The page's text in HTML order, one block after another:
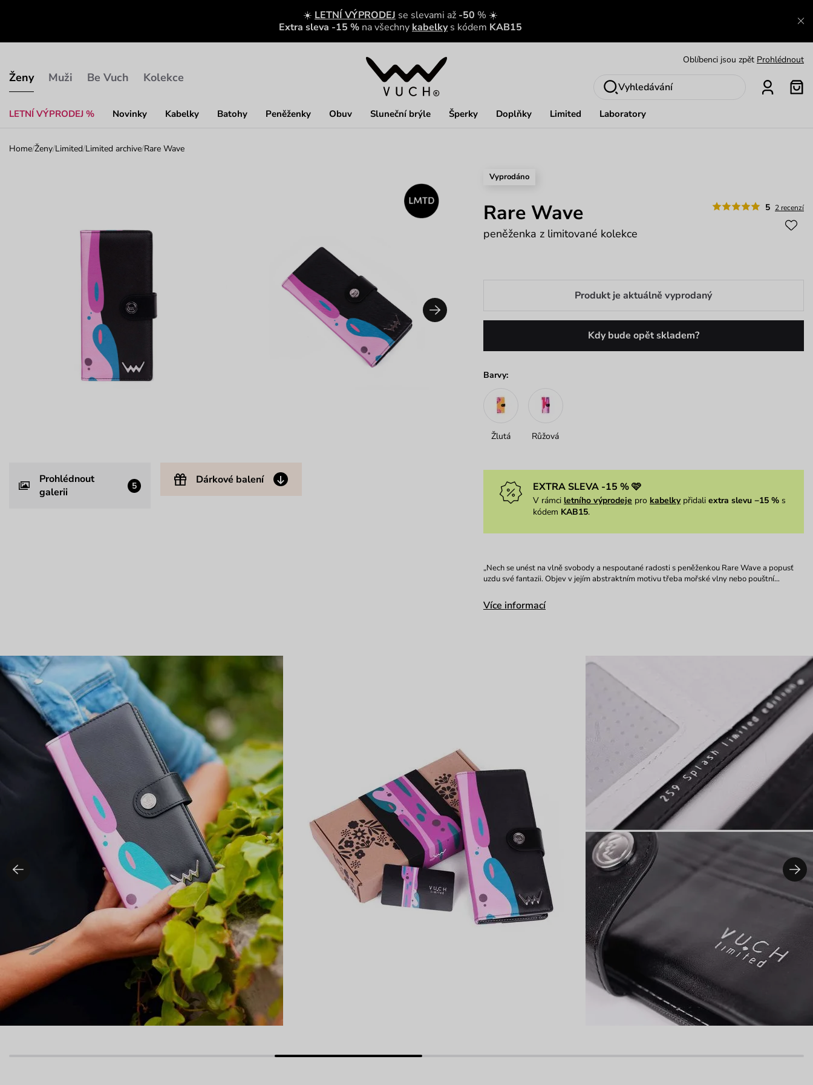
☀️ LETNÍ VÝPRODEJ se slevami až -50 % ☀️
Extra sleva -15 % na všechny kabelkys kódem KAB15
Ženy
LETNÍ VÝPRODEJ % Novinky Kabelky Batohy Peněženky Obuv Sluneční brýle Šperky Doplňky Limited Laboratory
Muži Be Vuch Kolekce
Nech se inspirovat Ukázat
Vyhledávání
Home/Ženy/Limited/Limited archive/Rare Wave
Prohlédnout
galerii
5 Dárkové balení
Vyprodáno
5 2 recenzí
Rare Wave
peněženka z limitované kolekce
Produkt je aktuálně vyprodaný
Kdy bude opět skladem?
Barvy:
Žlutá Růžová
EXTRA SLEVA -15 % 🩷
V rámci letního výprodeje pro kabelkypřidali extra slevu −15 %s
kódem KAB15.
„Nech se unést na vlně svobody a nespoutané radosti s peněženkou Rare Wave a popusť
uzdu své fantazii. Objev v jejím abstraktním motivu třeba mořské vlny nebo pouštní…
Více informací